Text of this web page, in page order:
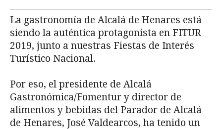
La gastronomía de Alcalá de Henares está
siendo la auténtica protagonista en FITUR
2019, junto a nuestras Fiestas de Interés
Turístico Nacional.
Por eso, el presidente de Alcalá
Gastronómica/Fomentur y director de
alimentos y bebidas del Parador de Alcalá
de Henares, José Valdearcos, ha tenido un